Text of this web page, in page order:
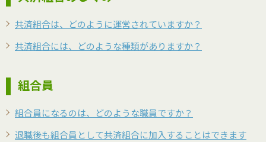
共済組合は、どのように運営されていますか？
共済組合には、どのような種類がありますか？
組合員
組合員になるのは、どのような職員ですか？
退職後も組合員として共済組合に加入することはできます